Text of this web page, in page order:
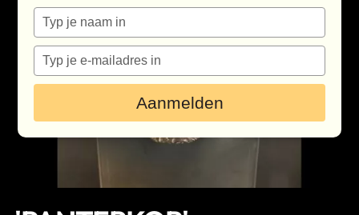
Kunstenaars
Outlet
Bezoek de galerie
Inkoop
Eventlocatie
Typ
je
naam
Typ
je
e-
in
Aanmelden